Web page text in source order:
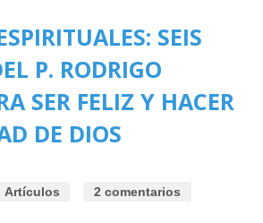
SEIS
P. RODRIGO
SER FELIZ Y HACER
DE DIOS
Artículos 2 comentarios